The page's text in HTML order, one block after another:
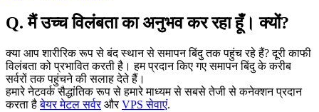
Q. मैं उच्च विलंबता का अनुभव कर रहा हूँ। क्यों?
क्या आप शारीरिक रूप से बंद स्थान से समापन बिंदु तक पहुंच रहे हैं? दूरी काफी
विलंबता को प्रभावित करती है। हम प्रदान किए गए समापन बिंदु के करीब
सर्वरों तक पहुंचने की सलाह देते हैं।
हमारे नेटवर्क सैद्धांतिक रूप से हमारे माध्यम से सबसे तेजी से कनेक्शन प्रदान
करता हैबेयर मेटल सर्वरऔरVPS सेवाएं.